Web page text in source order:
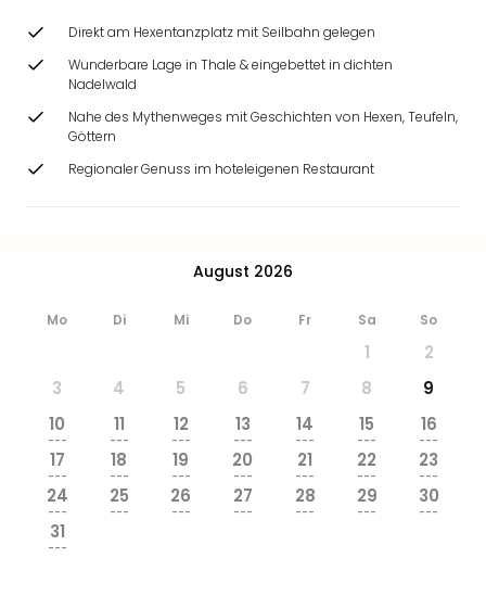
Direkt am Hexentanzplatz mit Seilbahn gelegen
Wunderbare Lage in Thale & eingebettet in dichten
Nadelwald
Nahe des Mythenweges mit Geschichten von Hexen, Teufeln,
Göttern
Regionaler Genuss im hoteleigenen Restaurant
August 2026
Mo Di Mi Do Fr Sa So
1
2
3
4 5 6 7 8
9
10
---
11
---
12
---
13
---
14
---
15
---
16
---
17
---
18
---
19
---
20
---
21
---
22
---
23
---
24
---
25
---
26
---
27
---
28
---
29
---
30
---
31
---